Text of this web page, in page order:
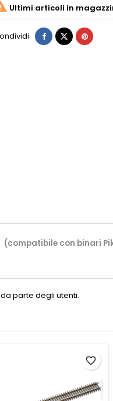
Ultimi articoli in
(compatibile con binari
parte degli utenti.
favorite_border